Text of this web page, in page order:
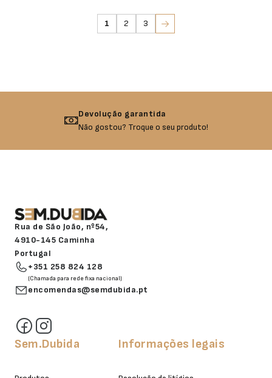
1 2 3
Devolução garantida
Não gostou? Troque o seu produto!
Rua de São João, nº54,
4910-145 Caminha
Portugal
+351 258 824 128
(Chamada para rede fixa nacional)
encomendas@semdubida.pt
Sem.Dubida Informações legais